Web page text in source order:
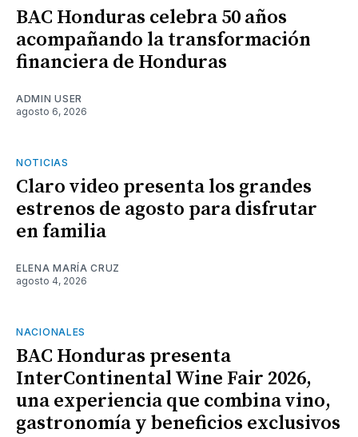
BAC Honduras celebra 50 años
acompañando la transformación
financiera de Honduras
ADMIN USER
agosto 6, 2026
NOTICIAS
Claro video presenta los grandes
estrenos de agosto para disfrutar
en familia
ELENA MARÍA CRUZ
agosto 4, 2026
NACIONALES
BAC Honduras presenta
InterContinental Wine Fair 2026,
una experiencia que combina vino,
gastronomía y beneficios exclusivos